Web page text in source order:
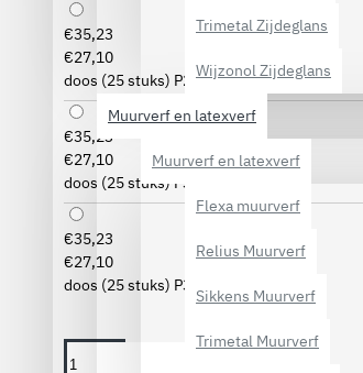
Trimetal Zijdeglans
Wijzonol Zijdeglans
Muurverf en latexverf
Muurverf en latexverf
Flexa muurverf
Relius Muurverf
Sikkens Muurverf
Trimetal Muurverf
€35,23
€27,10
doos (25 stuks) P280
€35,23
€27,10
doos (25 stuks) P320
€35,23
€27,10
doos (25 stuks) P360